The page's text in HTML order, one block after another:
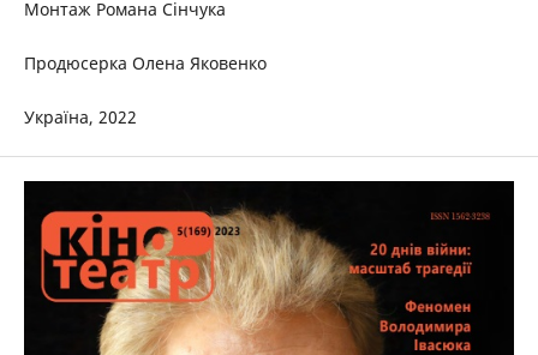
Монтаж Романа Сінчука
Продюсерка Олена Яковенко
Україна, 2022